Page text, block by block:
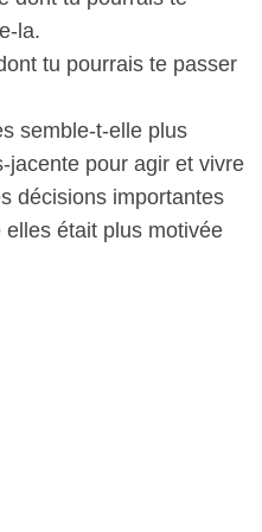
la.
tu pourrais te passer
semble-t-elle plus
jacente pour agir et vivre
décisions importantes
elles était plus motivée